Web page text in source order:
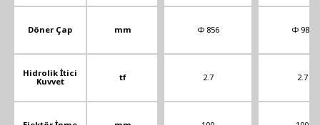
Döner Çap mm
Hidrolik İtici
Kuvvet
tf
Φ 856
2.7
Φ 980
2.7